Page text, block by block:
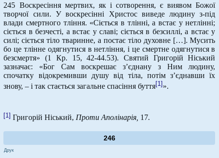
245 Воскресіння мертвих, як і сотворення, є виявом Божої
творчої сили. У воскресінні Христос виведе людину з-під
влади смертного тління. «Сіється в тлінні, а встає у нетлінні;
сіється в безчесті, а встає у славі; сіється в безсиллі, а встає у
силі; сіється тіло тваринне, а постає тіло духовне […]. Мусить
бо це тлінне одягнутися в нетління, і це смертне одягнутися в
безсмертя» (1 Кр. 15, 42-44.53). Святий Григорій Ніський
зазначає: «Бог Сам воскрешає з’єднану з Ним людину,
спочатку відокремивши душу від тіла, потім з’єднавши їх
знову, – і так стається загальне спасіння буття[1] ».
[1] Григорій Ніський,Проти Аполінарія, 17.
246
Друк